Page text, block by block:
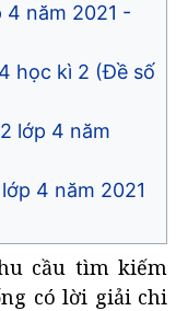
năm 2021 -
học kì 2 (Đề số
lớp 4 năm
4 năm 2021
cầu tìm kiếm
có lời giải chi